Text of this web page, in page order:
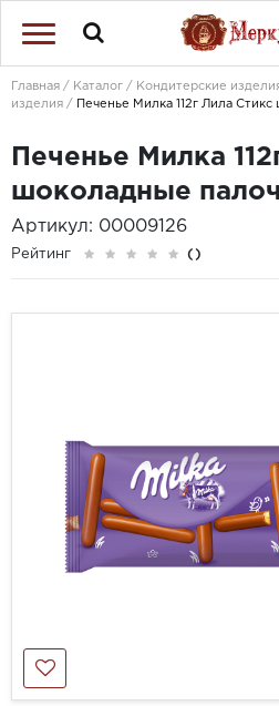
Главная Каталог Кондитерские
изделия
Печенье Милка 112г Лила
Печенье Милка
шоколадные
Артикул: 00009126
Рейтинг ()